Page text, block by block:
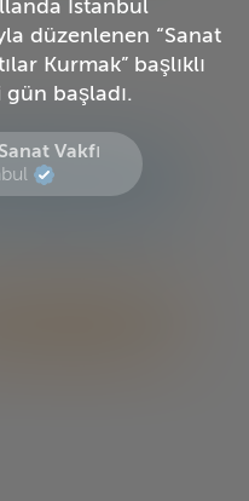
İstanbul
düzenlenen “Sanat
Kurmak” başlıklı
başladı.
Vakfı